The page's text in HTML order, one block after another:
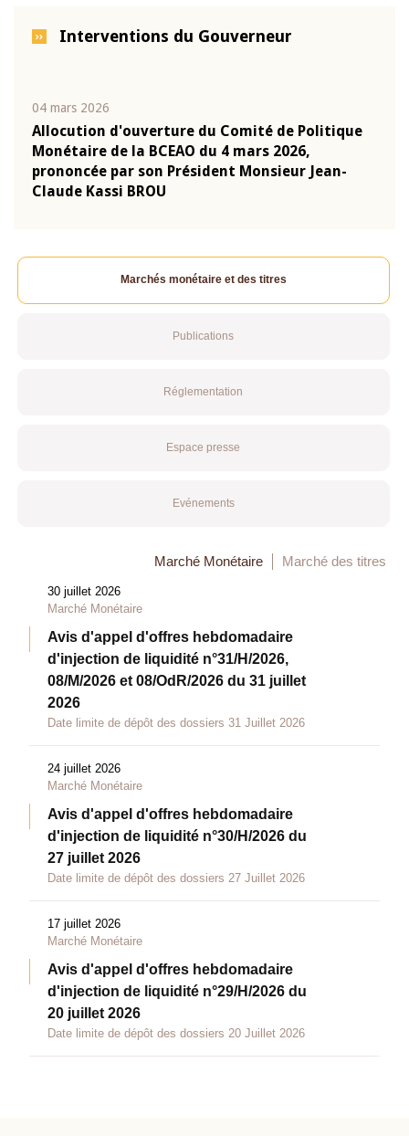
Interventions du Gouverneur
04 mars 2026
Allocution d'ouverture du Comité de Politique
Monétaire de la BCEAO du 4 mars 2026,
prononcée par son Président Monsieur Jean-
Claude Kassi BROU
Marchés monétaire et des titres
Publications
Réglementation
Espace presse
Evénements
Marché Monétaire Marché des titres
30 juillet 2026
Marché Monétaire
Avis d'appel d'offres hebdomadaire
d'injection de liquidité n°31/H/2026,
08/M/2026 et 08/OdR/2026 du 31 juillet
2026
Date limite de dépôt des dossiers 31 Juillet 2026
24 juillet 2026
Marché Monétaire
Avis d'appel d'offres hebdomadaire
d'injection de liquidité n°30/H/2026 du
27 juillet 2026
Date limite de dépôt des dossiers 27 Juillet 2026
17 juillet 2026
Marché Monétaire
Avis d'appel d'offres hebdomadaire
d'injection de liquidité n°29/H/2026 du
20 juillet 2026
Date limite de dépôt des dossiers 20 Juillet 2026